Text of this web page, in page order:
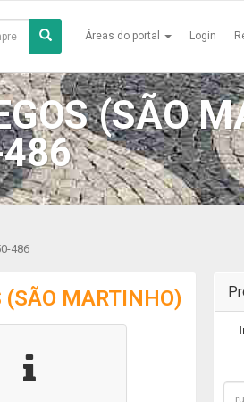
Áreas do portal Login
(SÃO
486
MARTINHO)